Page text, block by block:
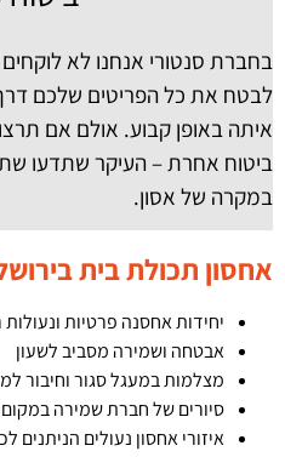
בחברת סנטורי אנחנו לא
לבטח את כל הפריטים שלכם
איתה באופן קבוע. אולם אם
ביטוח אחרת – העיקר שתדעו
במקרה של אסון.
אחסון תכולת בית
יחידות אחסנה פרטיות
אבטחה ושמירה מסביב לשעון
מצלמות במעגל סגור וחיבור
סיורים של חברת שמירה במקום
איזורי אחסון נעולים הניתנים